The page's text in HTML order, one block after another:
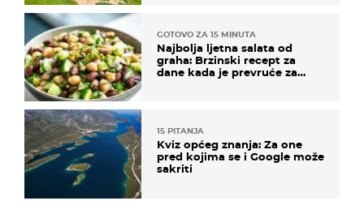
GOTOVO ZA 15 MINUTA
Najbolja ljetna salata od
graha: Brzinski recept za
dane kada je prevruće za
15 PITANJA
Kviz općeg znanja: Za one
pred kojima se i Google može
sakriti